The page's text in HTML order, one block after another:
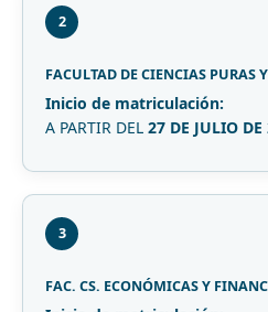
2
FACULTAD DE CIENCIAS PURAS
Inicio de matriculación:
A PARTIR DEL 27 DE JULIO DE
3
FAC. CS. ECONÓMICAS Y